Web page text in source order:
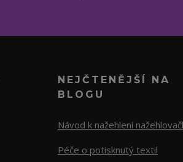
NEJČTENĚJŠÍ NA
BLOGU
Návod k nažehlení
Péče o potisknutý textil